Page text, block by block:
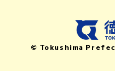
© Tokushima